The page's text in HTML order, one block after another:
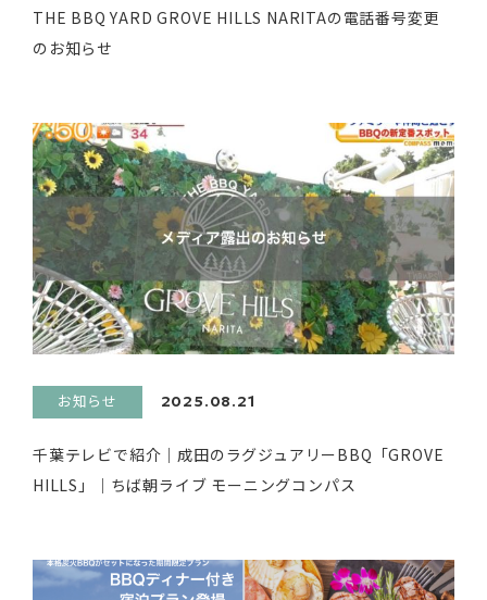
THE BBQ YARD GROVE HILLS NARITAの電話番号変更
のお知らせ
お知らせ 2025.08.21
千葉テレビで紹介｜成田のラグジュアリーBBQ「GROVE
HILLS」｜ちば朝ライブ モーニングコンパス